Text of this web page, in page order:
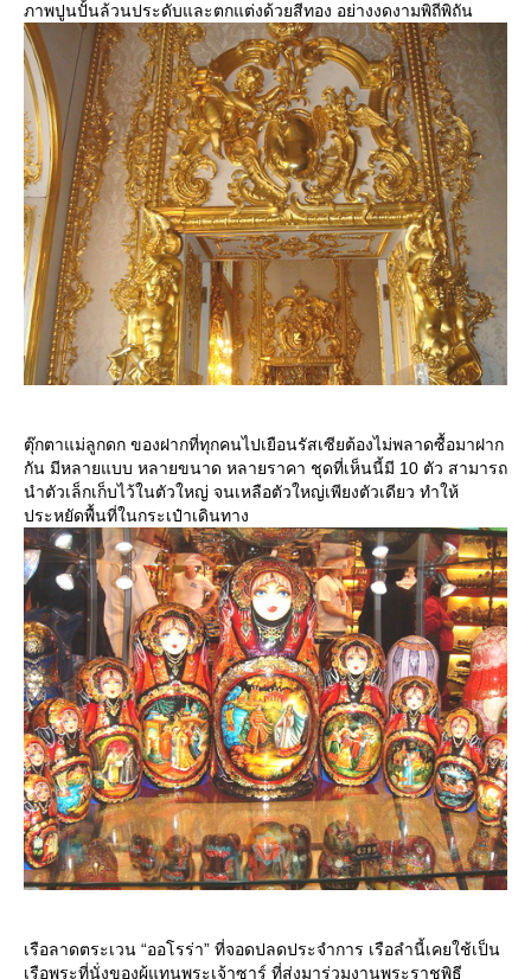
ภาพปูนปั้นล้วนประดับและตกแต่งด้วยสีทอง อย่างงดงามพิถีพิถัน
ตุ๊กตาแม่ลูกดก ของฝากที่ทุกคนไปเยือนรัสเซียต้องไม่พลาดซื้อมาฝาก
กัน มีหลายแบบ หลายขนาด หลายราคา ชุดที่เห็นนี้มี 10 ตัว สามารถ
นำตัวเล็กเก็บไว้ในตัวใหญ่ จนเหลือตัวใหญ่เพียงตัวเดียว ทำให้
ประหยัดพื้นที่ในกระเป๋าเดินทาง
เรือลาดตระเวน “ออโรร่า” ที่จอดปลดประจำการ เรือลำนี้เคยใช้เป็น
เรือพระที่นั่งของผู้แทนพระเจ้าซาร์ ที่ส่งมาร่วมงานพระราชพิธี